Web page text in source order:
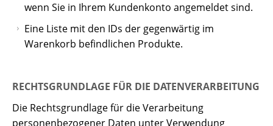
wenn Sie in Ihrem Kundenkonto angemeldet sind.
Eine Liste mit den IDs der gegenwärtig im
Warenkorb befindlichen Produkte.
RECHTSGRUNDLAGE FÜR DIE DATENVERARBEITUNG
Die Rechtsgrundlage für die Verarbeitung
personenbezogener Daten unter Verwendung